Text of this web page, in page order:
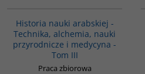
Historia nauki arabskiej -
Technika, alchemia, nauki
przyrodnicze i medycyna -
Tom III
Praca zbiorowa